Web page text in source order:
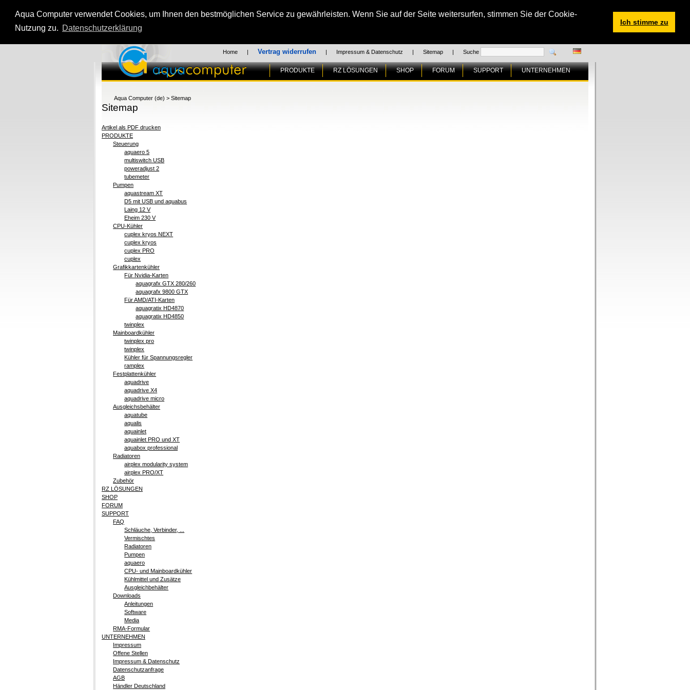
Aqua Computer verwendet Cookies, um Ihnen den bestmöglichen Service zu gewährleisten. Wenn Sie auf der Seite weitersurfen, stimmen Sie der Cookie-
Nutzung zu. Datenschutzerklärung
Ich stimme zu
Home | Vertrag widerrufen | Impressum & Datenschutz | Sitemap | Suche
PRODUKTE RZ LÖSUNGEN SHOP FORUM SUPPORT UNTERNEHMEN
Aqua Computer (de) > Sitemap
Sitemap
Artikel als PDF drucken
PRODUKTE
Steuerung
aquaero 5
multiswitch USB
poweradjust 2
tubemeter
Pumpen
aquastream XT
D5 mit USB und aquabus
Laing 12 V
Eheim 230 V
CPU-Kühler
cuplex kryos NEXT
cuplex kryos
cuplex PRO
cuplex
Grafikkartenkühler
Für Nvidia-Karten
aquagrafx GTX 280/260
aquagrafx 9800 GTX
Für AMD/ATI-Karten
aquagratix HD4870
aquagratix HD4850
twinplex
Mainboardkühler
twinplex pro
twinplex
Kühler für Spannungsregler
ramplex
Festplattenkühler
aquadrive
aquadrive X4
aquadrive micro
Ausgleichsbehälter
aquatube
aqualis
aquainlet
aquainlet PRO und XT
aquabox professional
Radiatoren
airplex modularity system
airplex PRO/XT
Zubehör
RZ LÖSUNGEN
SHOP
FORUM
SUPPORT
FAQ
Schläuche, Verbinder, ...
Vermischtes
Radiatoren
Pumpen
aquaero
CPU- und Mainboardkühler
Kühlmittel und Zusätze
Ausgleichbehälter
Downloads
Anleitungen
Software
Media
RMA-Formular
UNTERNEHMEN
Impressum
Offene Stellen
Impressum & Datenschutz
Datenschutzanfrage
AGB
Händler Deutschland